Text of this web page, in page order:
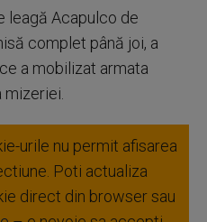
leagă Acapulco de
complet până joi, a
a mobilizat armata
urile nu permit afisarea
Poti actualiza
direct din browser sau